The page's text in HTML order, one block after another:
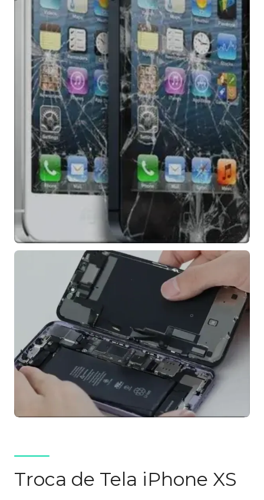
Troca de Tela iPhone XS